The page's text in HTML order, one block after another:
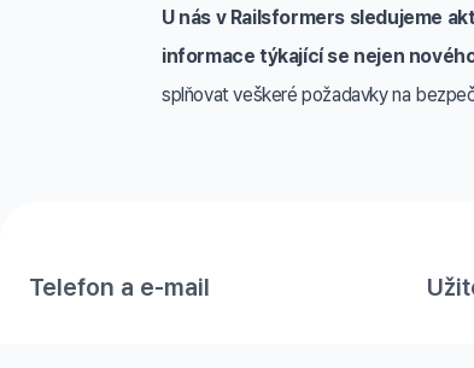
U nás v Railsformers sledujeme
informace týkající se nejen
splňovat veškeré požadavky na
Telefon a e-mail